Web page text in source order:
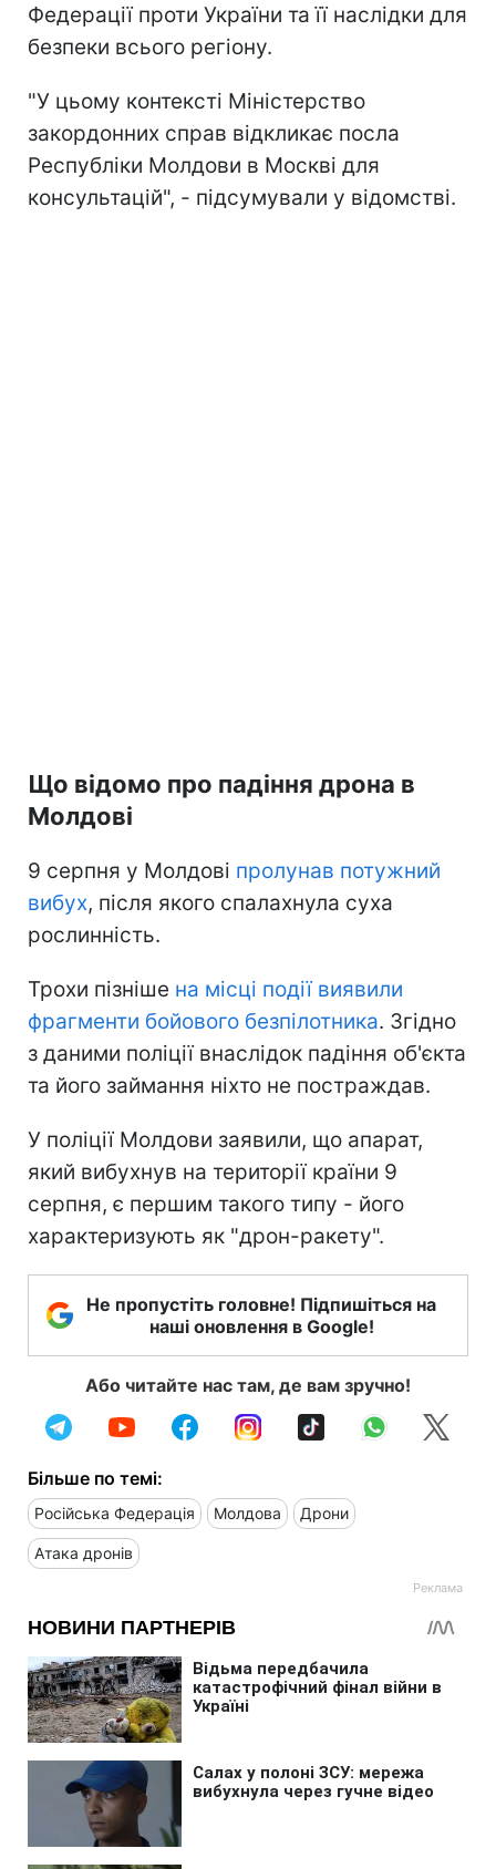
Федерації проти України та її наслідки для
безпеки всього регіону.
"У цьому контексті Міністерство
закордонних справ відкликає посла
Республіки Молдови в Москві для
консультацій", - підсумували у відомстві.
Що відомо про падіння дрона в
Молдові
9 серпня у Молдові пролунав потужний
вибух, після якого спалахнула суха
рослинність.
Трохи пізніше на місці події виявили
фрагменти бойового безпілотника. Згідно
з даними поліції внаслідок падіння об'єкта
та його займання ніхто не постраждав.
У поліції Молдови заявили, що апарат,
який вибухнув на території країни 9
серпня, є першим такого типу - його
характеризують як "дрон-ракету".
Не пропустіть головне! Підпишіться на
наші оновлення в Google!
Або читайте нас там, де вам зручно!
Більше по темі:
Російська Федерація Молдова Дрони
Атака дронів